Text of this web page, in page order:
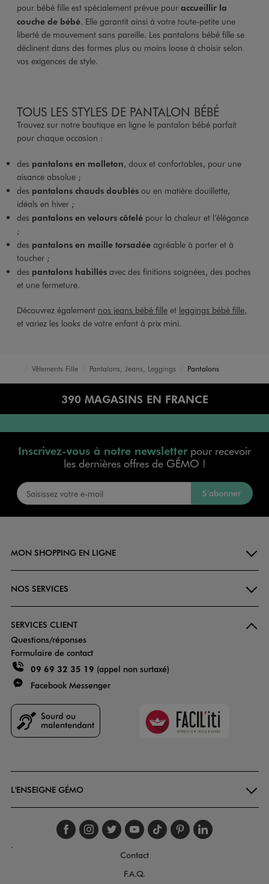
pour bébé fille est spécialement prévue pour accueillir la
couche de bébé. Elle garantit ainsi à votre toute-petite une
liberté de mouvement sans pareille. Les pantalons bébé fille se
déclinent dans des formes plus ou moins loose à choisir selon
vos exigences de style.
TOUS LES STYLES DE PANTALON BÉBÉ
Trouvez sur notre boutique en ligne le pantalon bébé parfait
pour chaque occasion :
des pantalons en molleton, doux et confortables, pour une
aisance absolue ;
des pantalons chauds doublésou en matière douillette,
idéals en hiver ;
des pantalons en velours côtelépour la chaleur et l’élégance
;
des pantalons en maille torsadéeagréable à porter et à
toucher ;
des pantalons habillésavec des finitions soignées, des poches
et une fermeture.
Découvrez également nos jeans bébé filleet leggings bébé fille,
et variez les looks de votre enfant à prix mini.
Vêtements Fille Pantalons, Jeans, Leggings Pantalons
390 MAGASINS EN FRANCE
Inscrivez-vous à notre newsletterpour recevoir
les dernières offres de GÉMO !
S’abonner
MON SHOPPING EN LIGNE
NOS SERVICES
SERVICES CLIENT
Questions/réponses
Formulaire de contact
09 69 32 35 19 (appel non surtaxé)
Facebook Messenger
Faciliti
L'ENSEIGNE GÉMO
Suivez-nous sur
Suivez-nous sur
Suivez-nous sur
Suivez-nous
Suivez-nous
Suivez-
.
Contact
F.A.Q.